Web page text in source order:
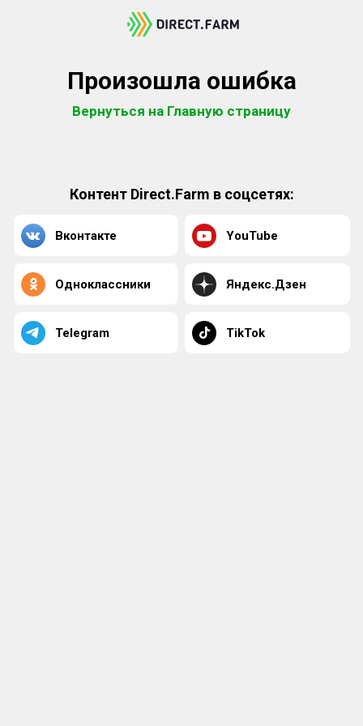
Произошла ошибка
Вернуться на Главную страницу
Контент Direct.Farm в соцсетях:
Вконтакте YouTube
Одноклассники Яндекс.Дзен
Telegram TikTok